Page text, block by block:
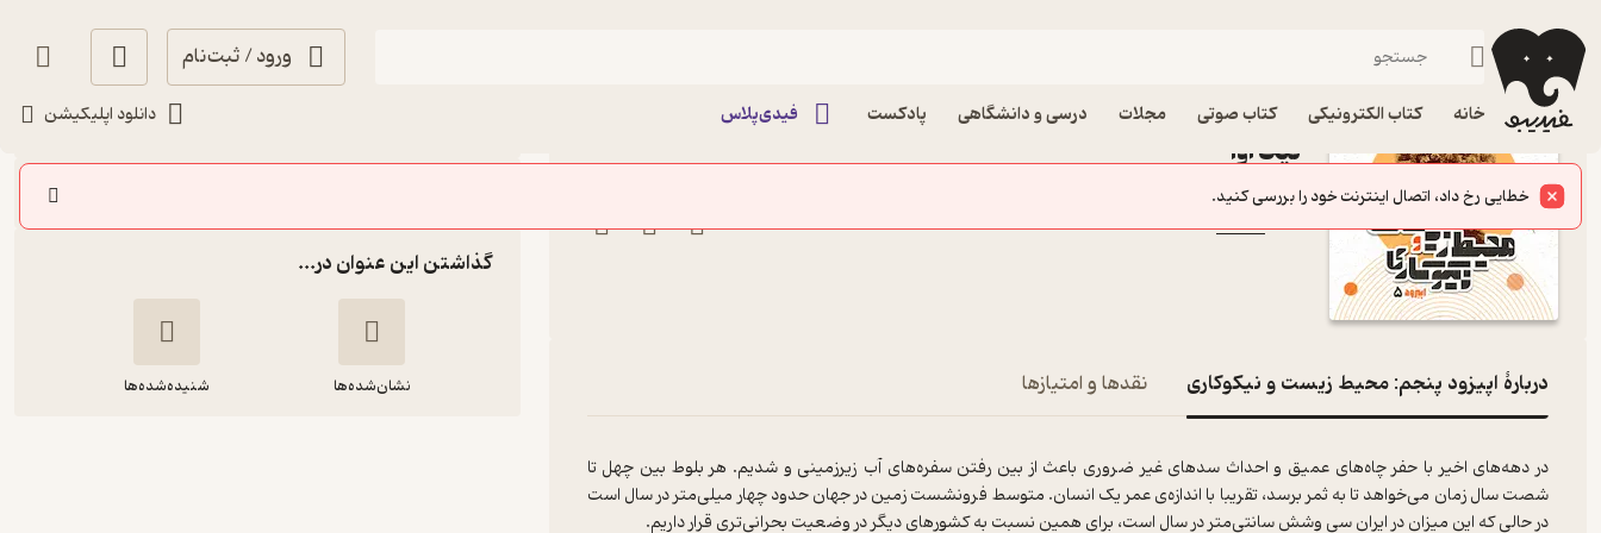
ورود / ثبت‌نام
خانه کتاب الکترونیکی کتاب صوتی مجلات درسی و دانشگاهی پادکست فیدی‌پلاس دانلود اپلیکیشن
فیدیبو پادکست‌ها
اپیزود اپیزود پنجم: محیط زیست و نیکوکاری پادکست
نیک‌ آوا
پادکست‌
دربارۀ اپیزود پنجم: محیط زیست و نیکوکاری نقدها و امتیازها
در دهه‌های اخیر با حفر چاه‌های عمیق و احداث سد‌های غیر ضروری باعث از بین رفتن سفره‌های آب زیرزمینی و شدیم. هر بلوط بین چهل تا
شصت سال زمان می‌خواهد تا به ثمر برسد، تقریبا با اندازه‌ی عمر یک انسان. متوسط فرونشست زمین در جهان حدود چهار میلی‌متر در سال است
در حالی که این میزان در ایران سی وشش سانتی‌متر در سال است، برای همین نسبت به کشورهای دیگر در وضعیت بحرانی‌تری قرار داریم.
گذاشتن این عنوان در...
نشان‌شده‌ها شنیده‌شده‌ها
خطایی رخ داد، اتصال اینترنت خود را بررسی کنید.